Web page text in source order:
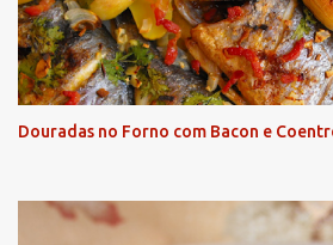
Douradas no Forno com Bacon e